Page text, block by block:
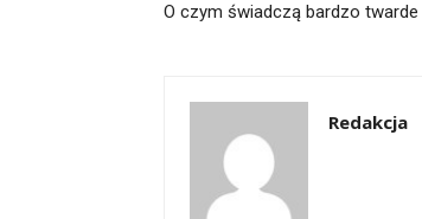
O czym świadczą bardzo
Redakcja